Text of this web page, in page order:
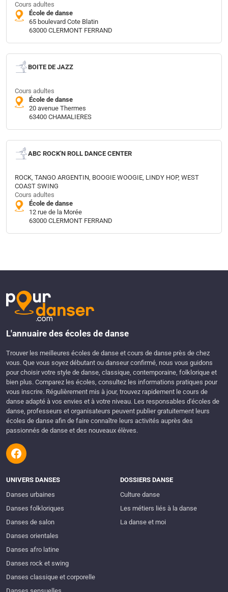
Cours adultes
École de danse
65 boulevard Cote Blatin
63000 CLERMONT FERRAND
BOITE DE JAZZ
Cours adultes
École de danse
20 avenue Thermes
63400 CHAMALIERES
ABC ROCK'N ROLL DANCE CENTER
ROCK, TANGO ARGENTIN, BOOGIE WOOGIE, LINDY HOP, WEST
COAST SWING
Cours adultes
École de danse
12 rue de la Morée
63000 CLERMONT FERRAND
L'annuaire des écoles de danse
Trouver les meilleures écoles de danse et cours de danse près de chez
vous. Que vous soyez débutant ou danseur confirmé, nous vous guidons
pour choisir votre style de danse, classique, contemporaine, folklorique et
bien plus. Comparez les écoles, consultez les informations pratiques pour
vous inscrire. Régulièrement mis à jour, trouvez rapidement le cours de
danse adapté à vos envies et à votre niveau. Les responsables d'écoles de
danse, professeurs et organisateurs peuvent publier gratuitement leurs
écoles de danse afin de faire connaître leurs activités auprès des
passionnés de danse et des nouveaux élèves.
UNIVERS DANSES
Danses urbaines
Danses folkloriques
Danses de salon
Danses orientales
Danses afro latine
Danses rock et swing
Danses classique et corporelle
DOSSIERS DANSE
Culture danse
Les métiers liés à la danse
La danse et moi